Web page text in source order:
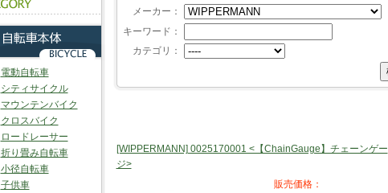
電動自転車
シティサイクル
マウンテンバイク
クロスバイク
ロードレーサー
折り畳み自転車
小径自転車
子供車
メーカー：
キーワード：
カテゴリ：
[WIPPERMANN] 0025170001 <【ChainGauge】チェーンゲー
ジ>
販売価格：